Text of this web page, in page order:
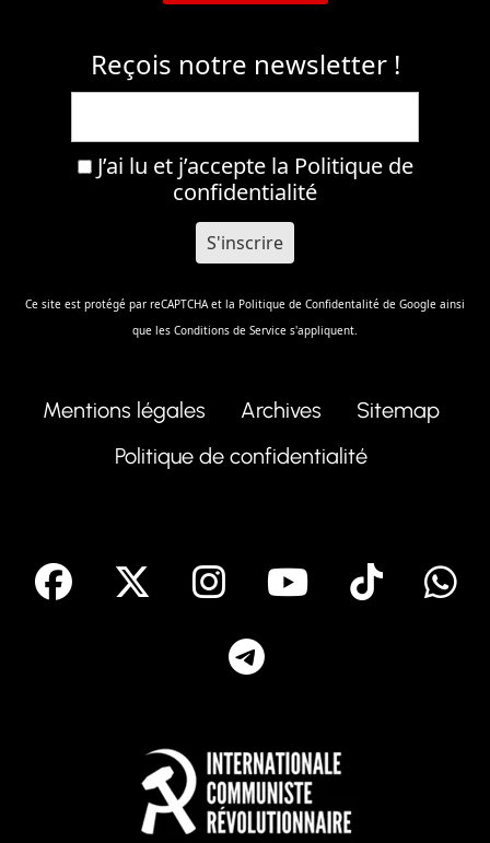
Reçois notre newsletter !
J’ai lu et j’accepte la Politique de
confidentialité
Ce site est protégé par reCAPTCHA et la Politique de Confidentalité de Google ainsi
que les Conditions de Service s'appliquent.
Mentions légales Archives
Sitemap
Politique de confidentialité
facebook Instagram
Youtube
Tik